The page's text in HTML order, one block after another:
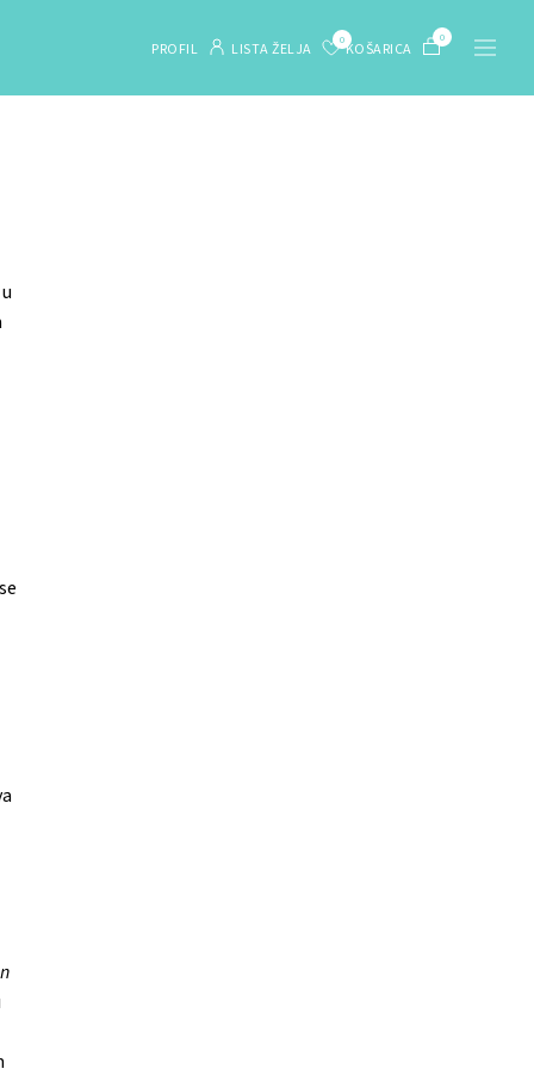
profil lista želja košarica